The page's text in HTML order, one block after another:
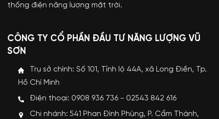
thống điện năng lượng mặt trời.
CÔNG TY CỔ PHẦN ĐẦU TƯ NĂNG LƯỢNG VŨ
SƠN
Trụ sở chính: Số 101, Tỉnh lộ 44A, xã Long Điền, Tp.
Hồ Chí Minh
Điện thoại: 0908 936 736 - 02543 842 616
Chi nhánh: 541 Phan Đình Phùng, P. Cẩm Thành,